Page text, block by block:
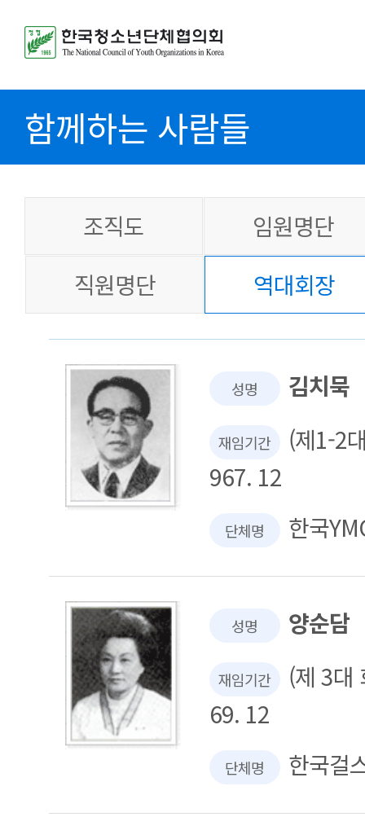
함께하는 사람들
조직도
임원명단
직원명단
역대회장
성명 김치묵
재임기간
(제1-2
967. 12
단체명 한국
성명 양순담
재임기간
(제 3대
69. 12
단체명 한국걸